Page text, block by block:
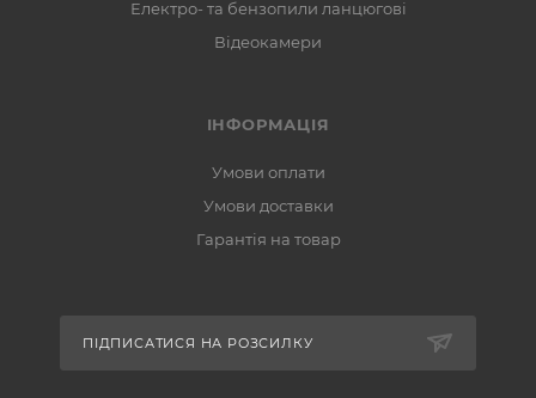
Електро- та бензопили ланцюгові
Відеокамери
ІНФОРМАЦІЯ
Умови оплати
Умови доставки
Гарантія на товар
ПІДПИСАТИСЯ НА РОЗСИЛКУ